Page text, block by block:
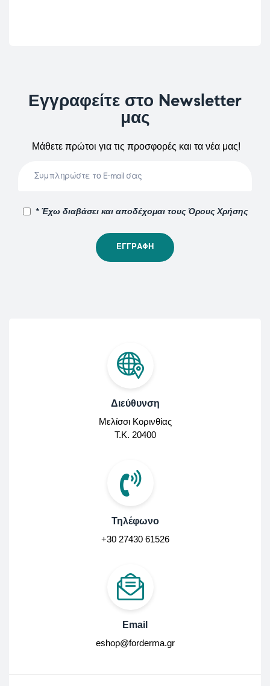
Εγγραφείτε στο Newsletter
μας
Μάθετε πρώτοι για τις προσφορές και τα νέα μας!
* Έχω διαβάσει και αποδέχομαι τους Όρους Χρήσης
Διεύθυνση
Μελίσσι Κορινθίας
Τ.Κ. 20400
Τηλέφωνο
+30 27430 61526
Email
eshop@forderma.gr